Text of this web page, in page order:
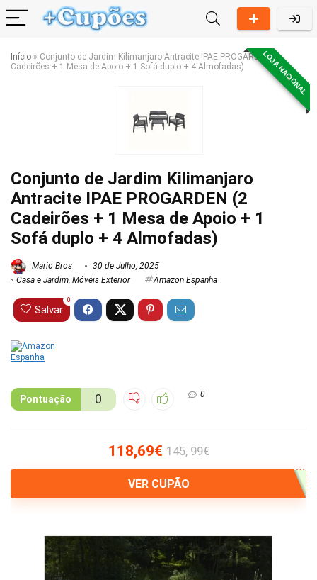
Início » Conjunto de Jardim Kilimanjaro Antracite IPAE PROGARDEN (2
Cadeirões + 1 Mesa de Apoio + 1 Sofá duplo + 4 Almofadas)
LOJA NACIONAL
Conjunto de Jardim Kilimanjaro
Antracite IPAE PROGARDEN (2
Cadeirões + 1 Mesa de Apoio + 1
Sofá duplo + 4 Almofadas)
Mario Bros
30 de Julho, 2025
Casa e Jardim Móveis Exterior Amazon Espanha
Salvar
0
Pontuação 0 0
118,69€ 145, 99€
VER CUPÃO